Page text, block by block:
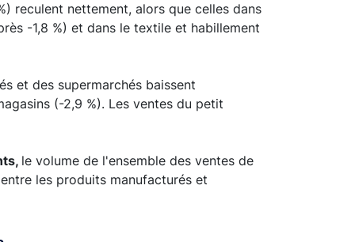
reculent nettement, alors que celles dans
-1,8 %) et dans le textile et habillement
et des supermarchés baissent
(-2,9 %). Les ventes du petit
le volume de l'ensemble des ventes de
les produits manufacturés et